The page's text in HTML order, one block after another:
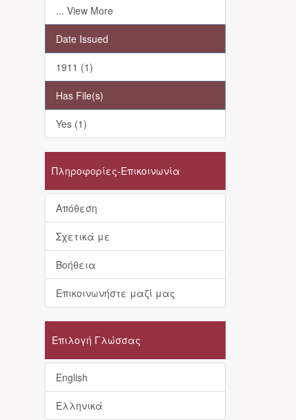
... View More
Date Issued
1911 (1)
Has File(s)
Yes (1)
Πληροφορίες-Επικοινωνία
Απόθεση
Σχετικά με
Βοήθεια
Επικοινωνήστε μαζί μας
Επιλογή Γλώσσας
English
Ελληνικά